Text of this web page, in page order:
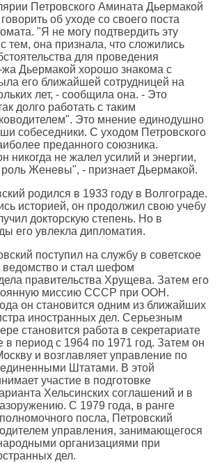
Петровского Амината Дьермакой
об уходе со своего поста
"Я не могу подтвердить эту
тем, она признала, что сложились
для проведения
жа Дьермакой хорошо знакома с
его ближайшей сотрудницей на
лет, - сообщила она. - Это
долго работать с таким
Это мнение единодушно
собеседники. С уходом Петровского
преданного союзника.
никогда не жалел усилий и энергии,
Женевы", - признает Дьермакой.
родился в 1933 году в Волгограде.
историей, он продолжил свою учебу
докторскую степень. Но в
его увлекла дипломатия.
поступил на службу в советское
ведомство и стал шефом
правительства Хрущева. Затем его
миссию СССР при ООН.
он становится одним из ближайших
иностранных дел. Серьезным
становится работа в секретариате
период с 1964 по 1971 год. Затем он
и возглавляет управление по
Штатами. В этой
участие в подготовке
Хельсинских соглашений и в
С 1979 года, в ранге
посла, Петровский
управления, занимающегося
организациями при
дел.